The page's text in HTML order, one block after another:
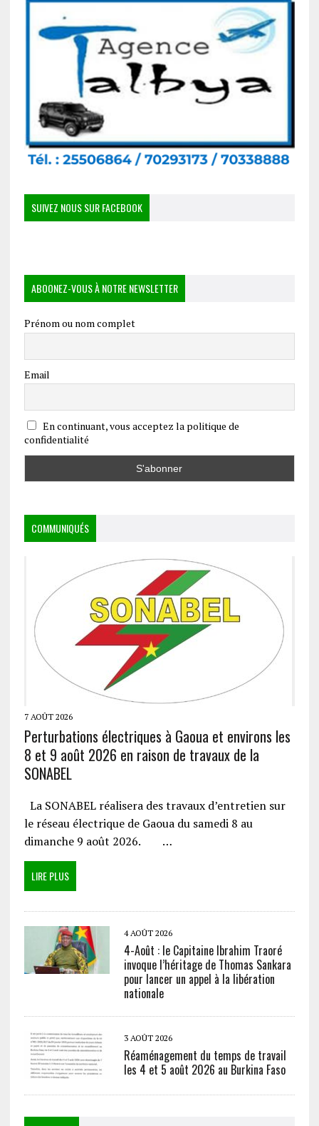
SUIVEZ NOUS SUR FACEBOOK
ABOONEZ-VOUS À NOTRE NEWSLETTER
Prénom ou nom complet
Email
En continuant, vous acceptez la politique de
confidentialité
COMMUNIQUÉS
7 AOÛT 2026
Perturbations électriques à Gaoua et environs les
8 et 9 août 2026 en raison de travaux de la
SONABEL
La SONABEL réalisera des travaux d’entretien sur
le réseau électrique de Gaoua du samedi 8 au
dimanche 9 août 2026. …
LIRE PLUS
4 AOÛT 2026
4-Août : le Capitaine Ibrahim Traoré
invoque l’héritage de Thomas Sankara
pour lancer un appel à la libération
nationale
3 AOÛT 2026
Réaménagement du temps de travail
les 4 et 5 août 2026 au Burkina Faso